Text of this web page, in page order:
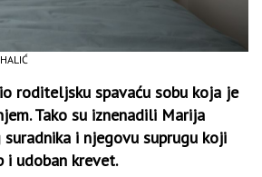
roditeljsku spavaću sobu koja je
Tako su iznenadili Marija
i njegovu suprugu koji
i udoban krevet.